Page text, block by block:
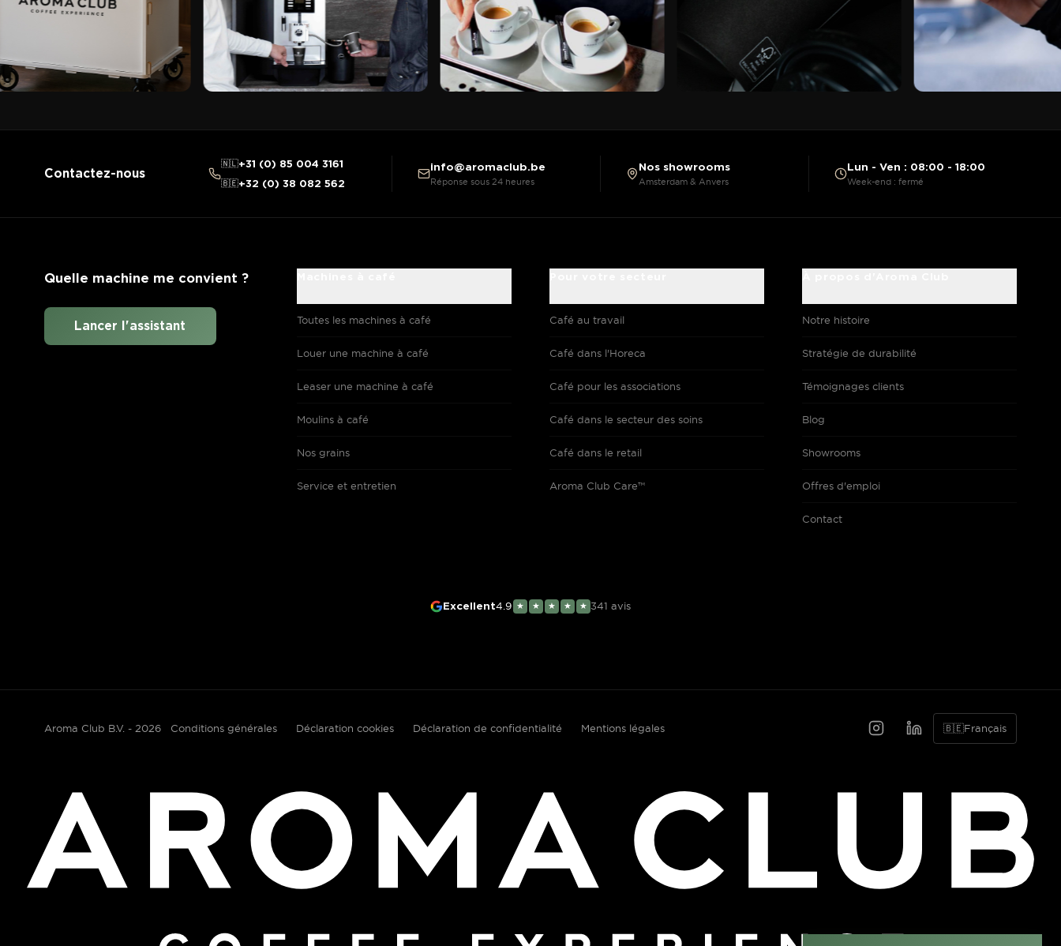
Contactez-nous
🇳🇱+31 (0) 85 004 3161
🇧🇪+32 (0) 38 082 562
info@aromaclub.be
Réponse sous 24 heures
Nos showrooms
Amsterdam & Anvers
Lun - Ven : 08:00 - 18:00
Week-end : fermé
Quelle machine me convient ?
Lancer l'assistant Toutes les machines à café
Louer une machine à café
Leaser une machine à café
Moulins à café
Nos grains
Service et entretien
Café au travail
Café dans l'Horeca
Café pour les associations
Café dans le secteur des soins
Café dans le retail
Aroma Club Care™
Notre histoire
Stratégie de durabilité
Témoignages clients
Blog
Showrooms
Offres d'emploi
Contact
Excellent4.9 ★ ★ ★ ★ ★ 341 avis
Aroma Club B.V. - 2026 Conditions générales Déclaration cookies Déclaration de confidentialité Mentions légales 🇧🇪Français